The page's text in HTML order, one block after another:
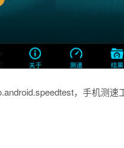
，手机测